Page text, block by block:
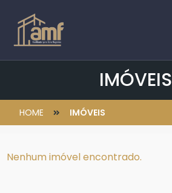
IMÓVEIS
HOME IMÓVEIS
Nenhum imóvel encontrado.